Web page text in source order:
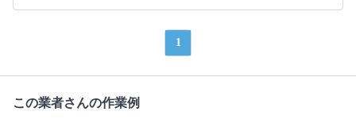
1
この業者さんの作業例